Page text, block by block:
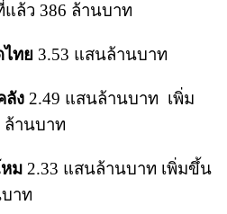
ล้ว 386 ล้านบาท
ทย 3.53 แสนล้านบาท
ลัง 2.49 แสนล้านบาท เพิ่ม
ล้านบาท
ม 2.33 แสนล้านบาท เพิ่มขึ้น
าท